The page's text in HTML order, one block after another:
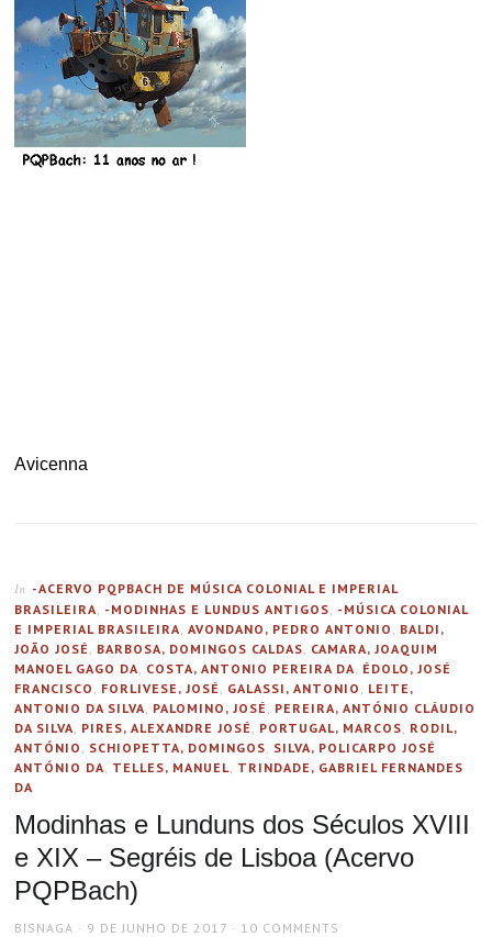
Avicenna
In -ACERVO PQPBACH DE MÚSICA COLONIAL E IMPERIAL
BRASILEIRA, -MODINHAS E LUNDUS ANTIGOS, -MÚSICA COLONIAL
E IMPERIAL BRASILEIRA,AVONDANO, PEDRO ANTONIO , BALDI,
JOÃO JOSÉ , BARBOSA, DOMINGOS CALDAS, CAMARA, JOAQUIM
MANOEL GAGO DA, COSTA, ANTONIO PEREIRA DA, ÉDOLO, JOSÉ
FRANCISCO , FORLIVESE, JOSÉ , GALASSI, ANTONIO , LEITE,
ANTONIO DA SILVA, PALOMINO, JOSÉ , PEREIRA, ANTÓNIO CLÁUDIO
DA SILVA, PIRES, ALEXANDRE JOSÉ , PORTUGAL, MARCOS, RODIL,
ANTÓNIO , SCHIOPETTA, DOMINGOS, SILVA, POLICARPO JOSÉ
ANTÓNIO DA, TELLES, MANUEL, TRINDADE, GABRIEL FERNANDES
DA
Modinhas e Lunduns dos Séculos XVIII
e XIX – Segréis de Lisboa (Acervo
PQPBach)
AUTHOR
BISNAGA
POSTED
9 DE JUNHO DE 2017 10 COMMENTS